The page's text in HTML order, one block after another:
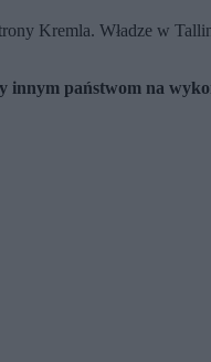
Kremla. Władze w
innym państwom na